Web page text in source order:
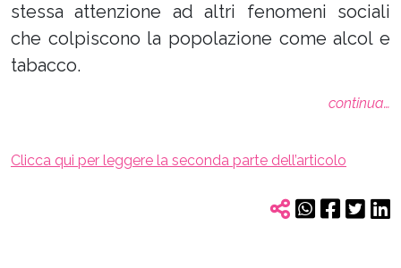
stessa attenzione ad altri fenomeni sociali
che colpiscono la popolazione come alcol e
tabacco.
continua…
Clicca qui per leggere la seconda parte dell’articolo